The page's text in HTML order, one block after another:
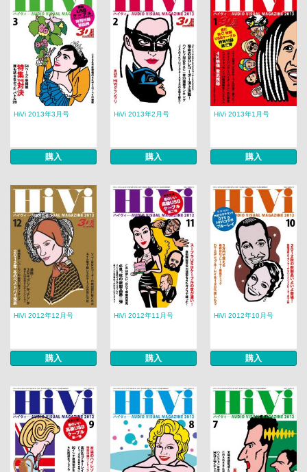
HiVi 2013年3月号
購入
HiVi 2013年2月号
購入
HiVi 2013年1月号
購入
HiVi 2012年12月号
購入
HiVi 2012年11月号
購入
HiVi 2012年10月号
購入